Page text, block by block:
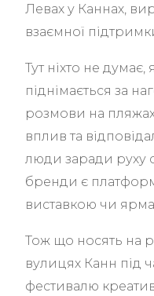
Левах у Каннах,
взаємної
Тут ніхто не
піднімається за
розмови на
вплив та
люди заради руху
бренди є
виставкою чи
Тож що носять на
вулицях Канн під
фестивалю